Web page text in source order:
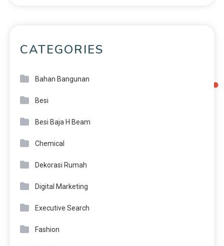
CATEGORIES
Bahan Bangunan
Besi
Besi Baja H Beam
Chemical
Dekorasi Rumah
Digital Marketing
Executive Search
Fashion